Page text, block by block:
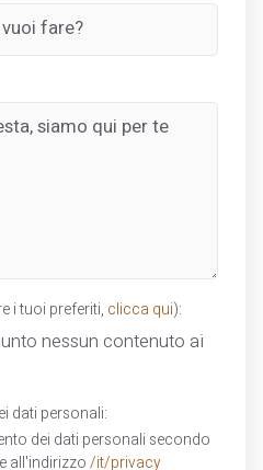
i tuoi preferiti, clicca qui):
nessun contenuto ai
dati personali:
dei dati personali secondo
all'indirizzo /it/privacy